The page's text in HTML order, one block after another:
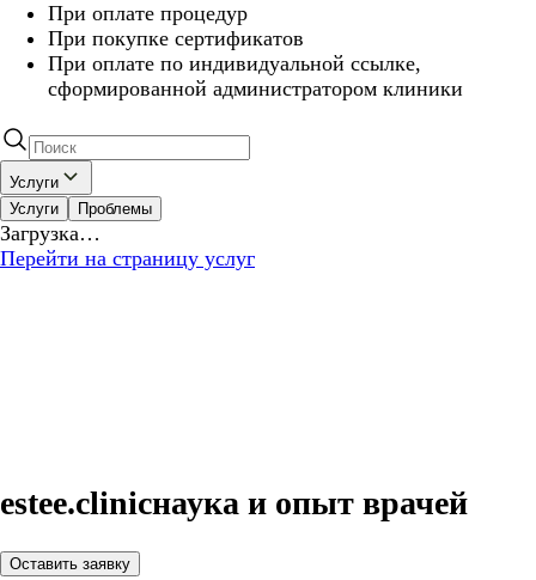
При оплате процедур
При покупке сертификатов
При оплате по индивидуальной ссылке,
сформированной администратором клиники
Услуги
Услуги
Проблемы
Загрузка…
Перейти на страницу услуг
estee.clinicнаука и опыт врачей
Оставить заявку